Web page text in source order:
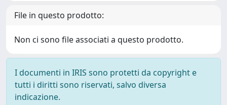
File in questo prodotto:
Non ci sono file associati a questo prodotto.
I documenti in IRIS sono protetti da copyright e
tutti i diritti sono riservati, salvo diversa
indicazione.